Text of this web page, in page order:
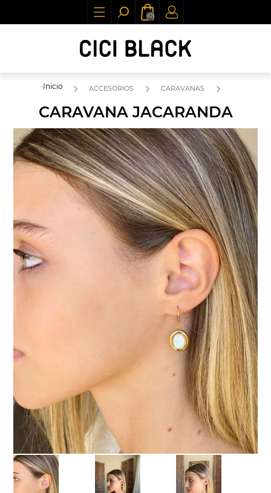
(0)
Inicio ACCESORIOS CARAVANAS
CARAVANA JACARANDA